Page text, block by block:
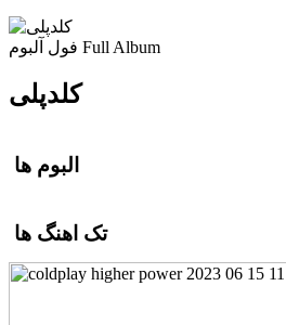
Full Album
کلدپلی
البوم ها
تک اهنگ ها